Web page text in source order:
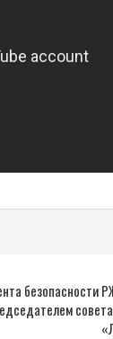
безопасности